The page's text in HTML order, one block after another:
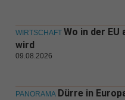
WIRTSCHAFT Wo in der
wird
09.08.2026
PANORAMA Dürre in